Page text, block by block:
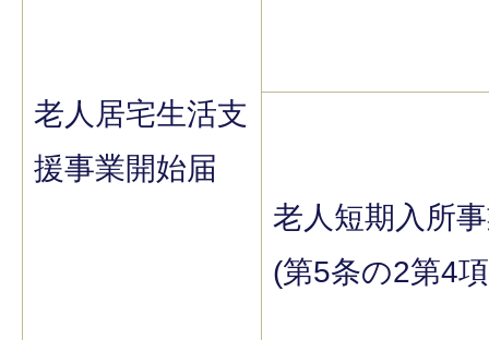
老人居宅生活支
援事業開始届
老人短期入所
(第5条の2第4